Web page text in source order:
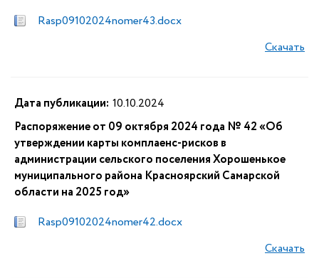
Rasp09102024nomer43.docx
Скачать
Дата публикации: 10.10.2024
Распоряжение от 09 октября 2024 года № 42 «Об
утверждении карты комплаенс-рисков в
администрации сельского поселения Хорошенькое
муниципального района Красноярский Самарской
области на 2025 год»
Rasp09102024nomer42.docx
Скачать